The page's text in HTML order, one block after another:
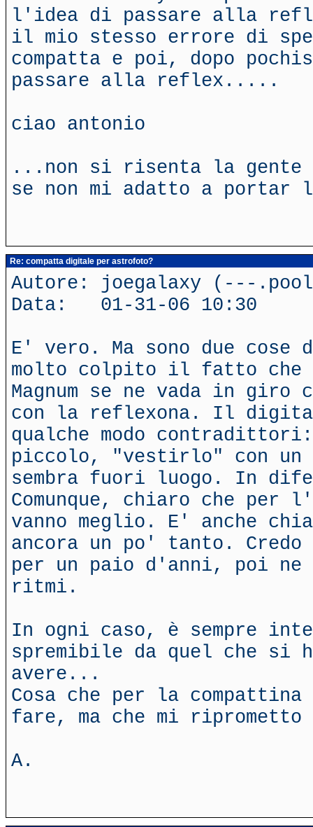
l'idea di passare alla
il mio stesso errore di
compatta e poi, dopo
passare alla reflex.....
ciao antonio
...non si risenta la gente
se non mi adatto a portar
Re: compatta digitale per astrofoto?
Autore: joegalaxy (---
Data: 01-31-06 10:30
E' vero. Ma sono due cose
molto colpito il fatto che
Magnum se ne vada in giro
con la reflexona. Il
qualche modo
piccolo, "vestirlo" con un
sembra fuori luogo. In
Comunque, chiaro che
vanno meglio. E' anche
ancora un po' tanto.
per un paio d'anni, poi
ritmi.
In ogni caso, è sempre
spremibile da quel che si
avere...
Cosa che per la compattina
fare, ma che mi
A.